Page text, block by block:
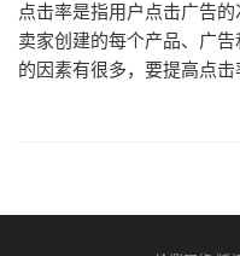
点击率是指用户点击广告
卖家创建的每个产品、广
的因素有很多，要提高点击
1、图片 第一张图片是最
字非常重要…